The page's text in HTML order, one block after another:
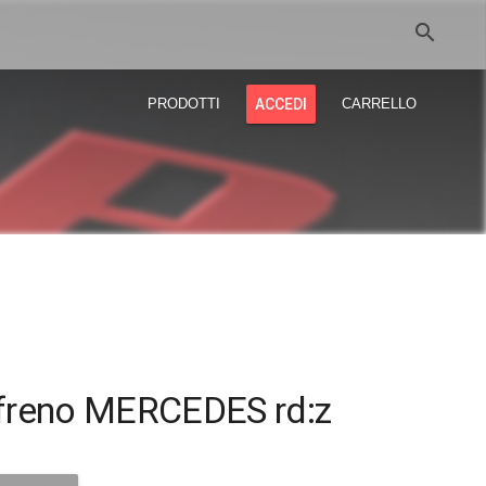
search
PRODOTTI ACCEDI CARRELLO
MERCEDES rd:z